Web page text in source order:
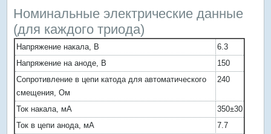
Номинальные электрические данные
(для каждого триода)
Напряжение накала, В
6.3
Напряжение на аноде, В
150
Сопротивление в цепи катода для автоматического
смещения, Ом
240
Ток накала, мА
350±30
Ток в цепи анода, мА
7.7